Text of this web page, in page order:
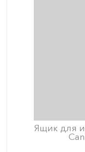
Ящик для